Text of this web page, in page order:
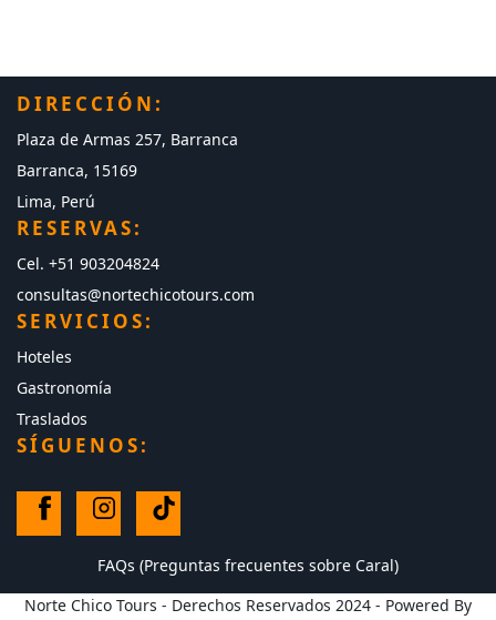
DIRECCIÓN:
Plaza de Armas 257, Barranca
Barranca, 15169
Lima, Perú
RESERVAS:
Cel. +51 903204824
consultas@nortechicotours.com
SERVICIOS:
Hoteles
Gastronomía
Traslados
SÍGUENOS:
FAQs (Preguntas frecuentes sobre Caral)
Norte Chico Tours - Derechos Reservados 2024 - Powered By